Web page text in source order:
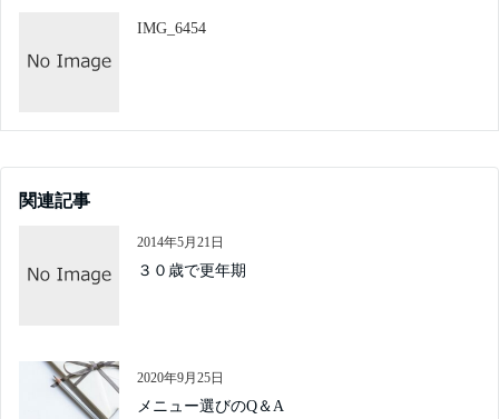
IMG_6454
関連記事
2014年5月21日
３０歳で更年期
2020年9月25日
メニュー選びのQ＆A